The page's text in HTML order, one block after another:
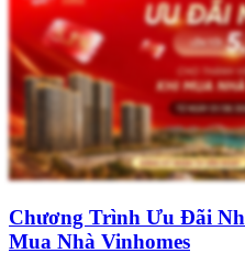
Chương Trình Ưu Đãi
Mua Nhà Vinhomes